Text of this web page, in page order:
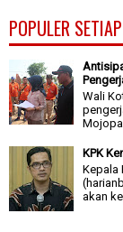
POPULER
Wali
KPK
Kepala
akan